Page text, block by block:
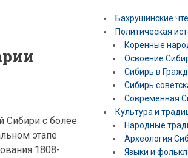
Сибири с более
этапе
1808-
Бахрушинские
Политическая
Коренные
Освоение
Сибирь в
Сибирь
Современная
Культура и
Народные
Археология
Языки и